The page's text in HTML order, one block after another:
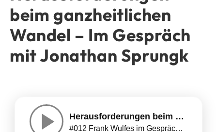
beim ganzheitlichen
Wandel – Im Gespräch
mit Jonathan Sprungk